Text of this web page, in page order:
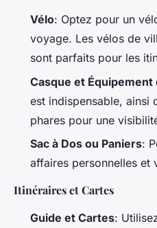
Vélo: Optez pour un
voyage. Les vélos de
sont parfaits pour les
Casque et Équipement
est indispensable, ainsi
phares pour une
Sac à Dos ou Paniers:
affaires personnelles et
Itinéraires et Cartes
Guide et Cartes: